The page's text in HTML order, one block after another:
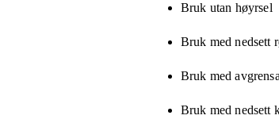
Bruk utan høyrsel
Bruk med nedsett
Bruk med
Bruk med nedsett